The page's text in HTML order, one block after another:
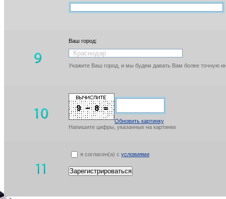
Ваш город:
Укажите Ваш город, и мы будем давать Вам более точную
Обновить картинку
Напишите цифры, указанные на картинке
я согласен(а) с условиями
Зарегистрироваться